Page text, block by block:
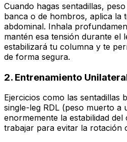
Cuando hagas sentadillas,
banca o de hombros, aplica la
abdominal. Inhala
mantén esa tensión durante el
estabilizará tu columna y te
de forma segura.
2. Entrenamiento
Ejercicios como las sentadillas
single-leg RDL (peso muerto a
enormemente la estabilidad
trabajar para evitar la rotación